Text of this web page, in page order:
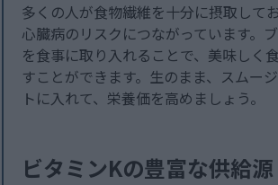
多くの人が食物繊維を十分に摂取して
心臓病のリスクにつながっています。
を食事に取り入れることで、美味しく
すことができます。生のまま、スムー
トに入れて、栄養価を高めましょう。
ビタミンKの豊富な供給源